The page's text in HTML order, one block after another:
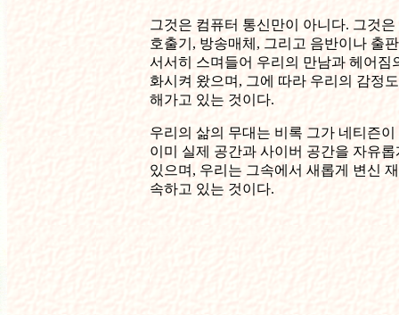
그것은 컴퓨터 통신만이 아니다. 그것은
호출기, 방송매체, 그리고 음반이나 출
서서히 스며들어 우리의 만남과 헤어짐
화시켜 왔으며, 그에 따라 우리의 감정
해가고 있는 것이다.
우리의 삶의 무대는 비록 그가 네티즌
이미 실제 공간과 사이버 공간을 자유
있으며, 우리는 그속에서 새롭게 변신
속하고 있는 것이다.